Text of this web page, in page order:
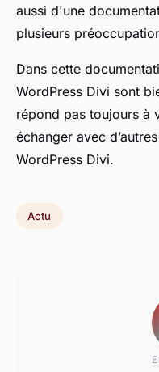
aussi d'une
plusieurs
Dans cette
WordPress Divi sont
répond pas toujours à
échanger avec
WordPress Divi.
Actu